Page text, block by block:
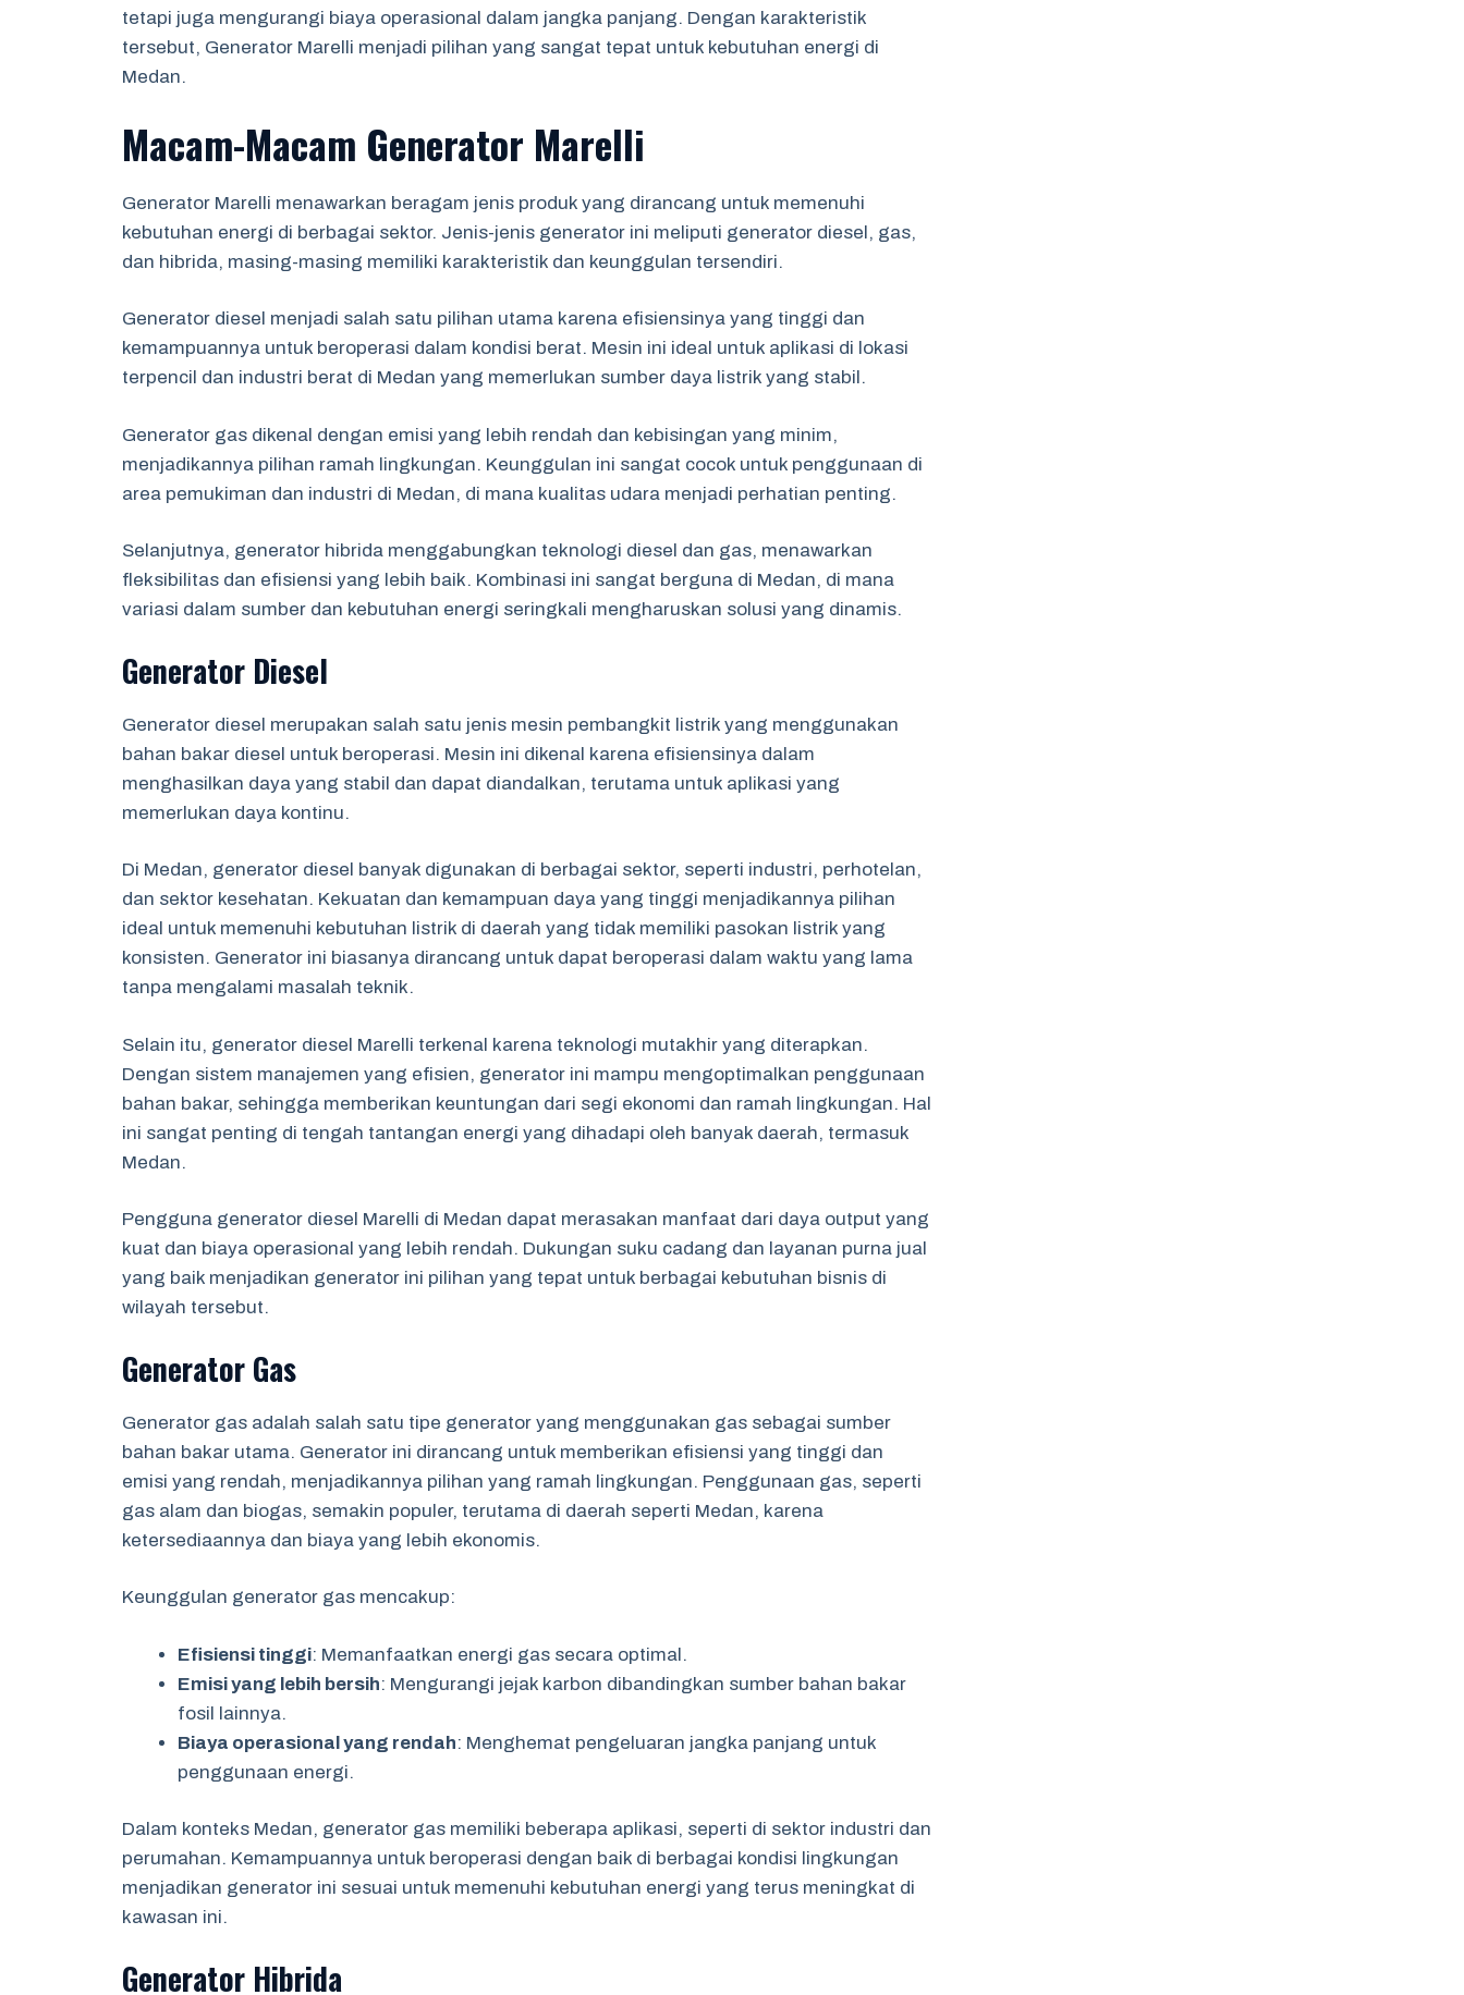
tetapi juga mengurangi biaya operasional dalam jangka panjang. Dengan karakteristik
tersebut, Generator Marelli menjadi pilihan yang sangat tepat untuk kebutuhan energi di
Medan.
Macam-Macam Generator Marelli
Generator Marelli menawarkan beragam jenis produk yang dirancang untuk memenuhi
kebutuhan energi di berbagai sektor. Jenis-jenis generator ini meliputi generator diesel, gas,
dan hibrida, masing-masing memiliki karakteristik dan keunggulan tersendiri.
Generator diesel menjadi salah satu pilihan utama karena efisiensinya yang tinggi dan
kemampuannya untuk beroperasi dalam kondisi berat. Mesin ini ideal untuk aplikasi di lokasi
terpencil dan industri berat di Medan yang memerlukan sumber daya listrik yang stabil.
Generator gas dikenal dengan emisi yang lebih rendah dan kebisingan yang minim,
menjadikannya pilihan ramah lingkungan. Keunggulan ini sangat cocok untuk penggunaan di
area pemukiman dan industri di Medan, di mana kualitas udara menjadi perhatian penting.
Selanjutnya, generator hibrida menggabungkan teknologi diesel dan gas, menawarkan
fleksibilitas dan efisiensi yang lebih baik. Kombinasi ini sangat berguna di Medan, di mana
variasi dalam sumber dan kebutuhan energi seringkali mengharuskan solusi yang dinamis.
Generator Diesel
Generator diesel merupakan salah satu jenis mesin pembangkit listrik yang menggunakan
bahan bakar diesel untuk beroperasi. Mesin ini dikenal karena efisiensinya dalam
menghasilkan daya yang stabil dan dapat diandalkan, terutama untuk aplikasi yang
memerlukan daya kontinu.
Di Medan, generator diesel banyak digunakan di berbagai sektor, seperti industri, perhotelan,
dan sektor kesehatan. Kekuatan dan kemampuan daya yang tinggi menjadikannya pilihan
ideal untuk memenuhi kebutuhan listrik di daerah yang tidak memiliki pasokan listrik yang
konsisten. Generator ini biasanya dirancang untuk dapat beroperasi dalam waktu yang lama
tanpa mengalami masalah teknik.
Selain itu, generator diesel Marelli terkenal karena teknologi mutakhir yang diterapkan.
Dengan sistem manajemen yang efisien, generator ini mampu mengoptimalkan penggunaan
bahan bakar, sehingga memberikan keuntungan dari segi ekonomi dan ramah lingkungan. Hal
ini sangat penting di tengah tantangan energi yang dihadapi oleh banyak daerah, termasuk
Medan.
Pengguna generator diesel Marelli di Medan dapat merasakan manfaat dari daya output yang
kuat dan biaya operasional yang lebih rendah. Dukungan suku cadang dan layanan purna jual
yang baik menjadikan generator ini pilihan yang tepat untuk berbagai kebutuhan bisnis di
wilayah tersebut.
Generator Gas
Generator gas adalah salah satu tipe generator yang menggunakan gas sebagai sumber
bahan bakar utama. Generator ini dirancang untuk memberikan efisiensi yang tinggi dan
emisi yang rendah, menjadikannya pilihan yang ramah lingkungan. Penggunaan gas, seperti
gas alam dan biogas, semakin populer, terutama di daerah seperti Medan, karena
ketersediaannya dan biaya yang lebih ekonomis.
Keunggulan generator gas mencakup:
Efisiensi tinggi: Memanfaatkan energi gas secara optimal.
Emisi yang lebih bersih: Mengurangi jejak karbon dibandingkan sumber bahan bakar
fosil lainnya.
Biaya operasional yang rendah: Menghemat pengeluaran jangka panjang untuk
penggunaan energi.
Dalam konteks Medan, generator gas memiliki beberapa aplikasi, seperti di sektor industri dan
perumahan. Kemampuannya untuk beroperasi dengan baik di berbagai kondisi lingkungan
menjadikan generator ini sesuai untuk memenuhi kebutuhan energi yang terus meningkat di
kawasan ini.
Generator Hibrida